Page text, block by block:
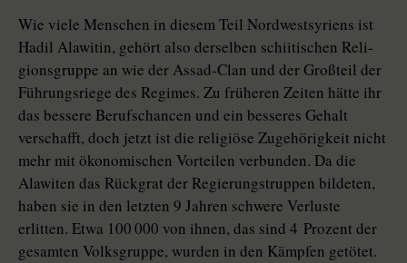
Wie viele Menschen in diesem Teil Nordwestsyriens ist
Hadil Alawitin, gehört also derselben schiitischen Reli­
gions­gruppe an wie der Assad-Clan und der Großteil der
Führungsriege des Regimes. Zu früheren Zeiten hätte ihr
das bessere Berufschancen und ein besseres Gehalt
verschafft, doch jetzt ist die religiöse Zugehörigkeit nicht
mehr mit ökonomischen Vorteilen verbunden. Da die
Alawiten das Rückgrat der Regierungstruppen bildeten,
haben sie in den letzten 9 Jahren schwere Verluste
erlitten. Etwa 100 000 von ihnen, das sind 4 Prozent der
gesamten Volksgruppe, wurden in den Kämpfen getötet.